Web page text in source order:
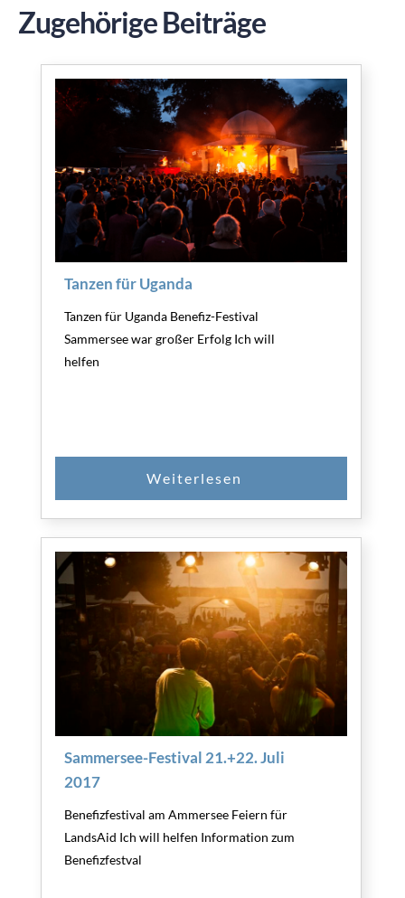
Zugehörige Beiträge
Tanzen für Uganda
Tanzen für Uganda Benefiz-Festival
Sammersee war großer Erfolg Ich will
helfen
Sammersee-Festival 21.+22. Juli
2017
Benefizfestival am Ammersee Feiern für
LandsAid Ich will helfen Information zum
Benefizfestval